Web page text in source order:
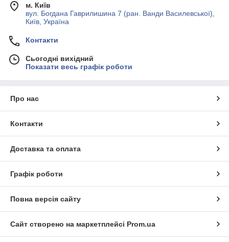
м. Київ
вул. Богдана Гаврилишина 7 (ран. Ванди Василевської),
Київ, Україна
Контакти
Сьогодні вихідний
Показати весь графік роботи
Про нас
Контакти
Доставка та оплата
Графік роботи
Повна версія сайту
Сайт створено на маркетплейсі Prom.ua